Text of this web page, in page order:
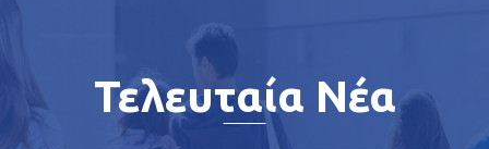
Τελευταία Νέα